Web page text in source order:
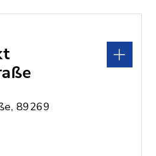
89269